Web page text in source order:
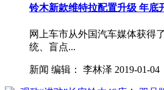
铃木新款维特拉配置升级 年底
网上车市从外国汽车媒体获得
统、盲点...
新闻 编辑： 李林泽 2019-01-04